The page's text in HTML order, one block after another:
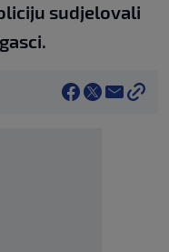
sudjelovali